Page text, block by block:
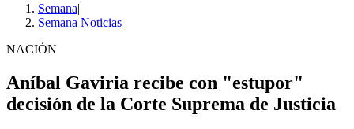
Semana|
Semana Noticias
NACIÓN
Aníbal Gaviria recibe con "estupor"
decisión de la Corte Suprema de Justicia